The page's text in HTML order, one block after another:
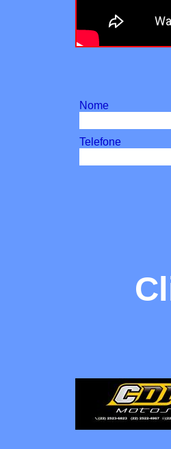
Nome
Telefone